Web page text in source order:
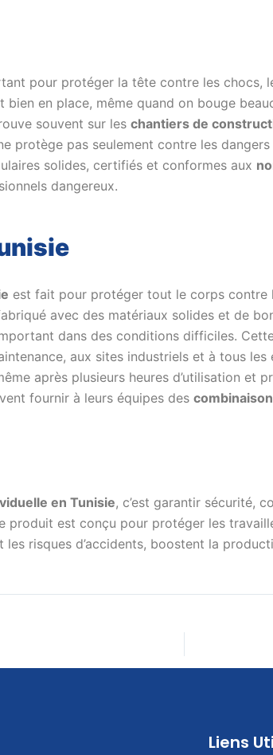
pour protéger la tête contre les
bien en place, même quand on bouge
souvent sur les chantiers de
protège pas seulement contre les
solides, certifiés et conformes aux
dangereux.
est fait pour protéger tout le corps contre
avec des matériaux solides et de
dans des conditions difficiles.
aux sites industriels et à tous
après plusieurs heures d’utilisation et
fournir à leurs équipes des
en Tunisie, c’est garantir sécurité,
produit est conçu pour protéger les
risques d’accidents, boostent la
Liens